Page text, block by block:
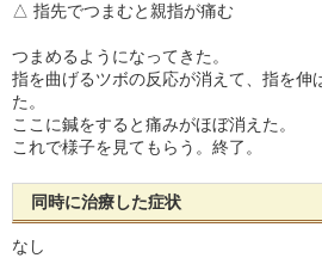
△ 指先でつまむと親指が痛む
つまめるようになってきた。
指を曲げるツボの反応が消えて、指を伸
た。
ここに鍼をすると痛みがほぼ消えた。
これで様子を見てもらう。終了。
同時に治療した症状
なし